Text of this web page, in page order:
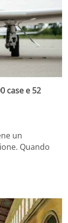
case e 52
un
Quando